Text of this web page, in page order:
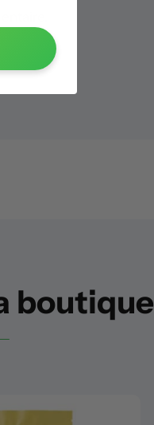
boutique